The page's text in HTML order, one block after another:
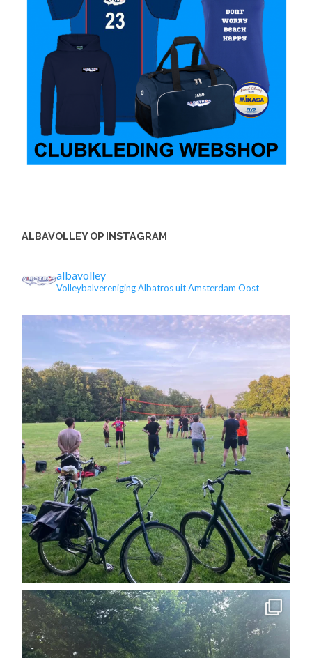
ALBAVOLLEY OP INSTAGRAM
albavolley
Volleybalvereniging Albatros uit Amsterdam Oost